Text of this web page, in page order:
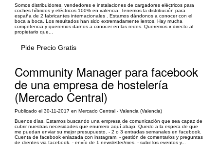
Somos distribuidores, vendedores e instalaciones de cargadores eléctricos para
coches híbridos y eléctricos 100% en valencia. Tenemos la distribución para
españa de 2 fabricantes internacionales . Estamos dándonos a conocer con el
boca a boca. Los resultados han sido extremadamente lentos. Hay mucha
competencia y queremos darnos a conocer en las redes. Queremos ir directo al
propietario que...
Pide Precio Gratis
Community Manager para facebook
de una empresa de hostelería
(Mercado Central)
Publicado el 30-11-2017 en Mercado Central - Valencia (Valencia)
Buenos días, Estamos buscando una empresa de comunicación que sea capaz de
cubrir nuestras necesidades que enumero aquí abajo. Quedo a la espera de que
me puedan enviar su mejor presupuesto. - 2 o 3 entradas semanales en facebook.
Cuenta de facebook enlazada con instagram. - gestión de comentarios y preguntas
de clientes via facebook. - envío de 1 newsletter/mes. - subir los eventos y...